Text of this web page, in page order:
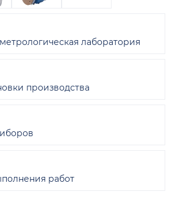
лаборатория
производства
работ